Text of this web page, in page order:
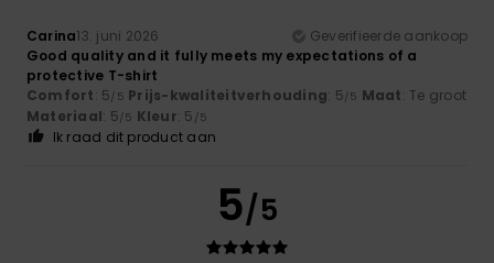
Carina13. juni 2026
Geverifieerde aankoop
Good quality and it fully meets my expectations of a
protective T-shirt
Comfort: 5/5 Prijs-kwaliteitverhouding: 5/5 Maat: Te groot
Materiaal: 5/5 Kleur: 5 /5
Ik raad dit product aan
5/5